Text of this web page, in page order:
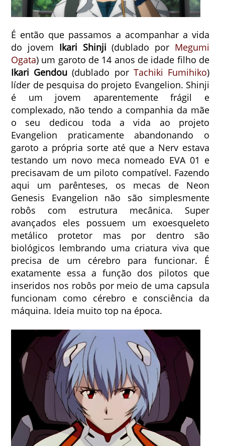
É então que passamos a acompanhar a vida
do jovem Ikari Shinji (dublado por Megumi
Ogata) um garoto de 14 anos de idade filho de
Ikari Gendou (dublado por Tachiki Fumihiko)
líder de pesquisa do projeto Evangelion. Shinji
é um jovem aparentemente frágil e
complexado, não tendo a companhia da mãe
o seu dedicou toda a vida ao projeto
Evangelion praticamente abandonando o
garoto a própria sorte até que a Nerv estava
testando um novo meca nomeado EVA 01 e
precisavam de um piloto compatível. Fazendo
aqui um parênteses, os mecas de Neon
Genesis Evangelion não são simplesmente
robôs com estrutura mecânica. Super
avançados eles possuem um exoesqueleto
metálico protetor mas por dentro são
biológicos lembrando uma criatura viva que
precisa de um cérebro para funcionar. É
exatamente essa a função dos pilotos que
inseridos nos robôs por meio de uma capsula
funcionam como cérebro e consciência da
máquina. Ideia muito top na época.